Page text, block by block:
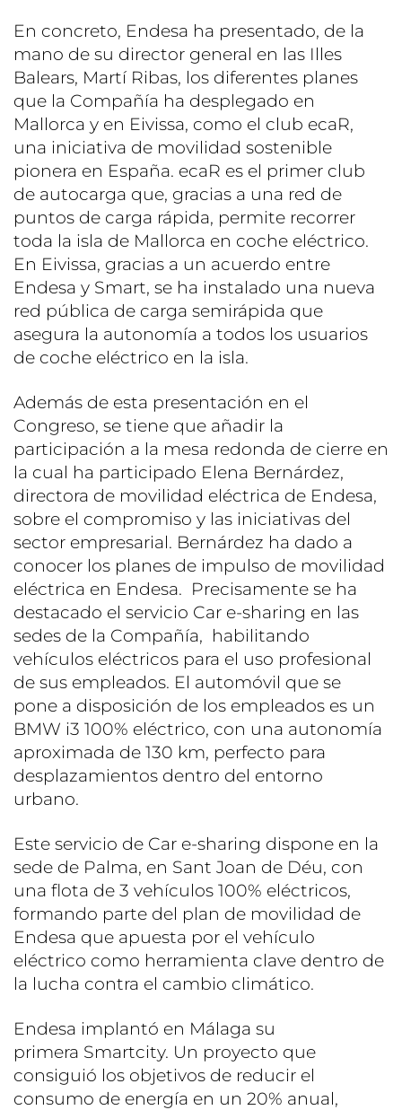
En concreto, Endesa ha presentado, de la
mano de su director general en las Illes
Balears, Martí Ribas, los diferentes planes
que la Compañía ha desplegado en
Mallorca y en Eivissa, como el club ecaR,
una iniciativa de movilidad sostenible
pionera en España. ecaR es el primer club
de autocarga que, gracias a una red de
puntos de carga rápida, permite recorrer
toda la isla de Mallorca en coche eléctrico.
En Eivissa, gracias a un acuerdo entre
Endesa y Smart, se ha instalado una nueva
red pública de carga semirápida que
asegura la autonomía a todos los usuarios
de coche eléctrico en la isla.
Además de esta presentación en el
Congreso, se tiene que añadir la
participación a la mesa redonda de cierre en
la cual ha participado Elena Bernárdez,
directora de movilidad eléctrica de Endesa,
sobre el compromiso y las iniciativas del
sector empresarial. Bernárdez ha dado a
conocer los planes de impulso de movilidad
eléctrica en Endesa. Precisamente se ha
destacado el servicio Car e-sharing en las
sedes de la Compañía, habilitando
vehículos eléctricos para el uso profesional
de sus empleados. El automóvil que se
pone a disposición de los empleados es un
BMW i3 100% eléctrico, con una autonomía
aproximada de 130 km, perfecto para
desplazamientos dentro del entorno
urbano.
Este servicio de Car e-sharing dispone en la
sede de Palma, en Sant Joan de Déu, con
una flota de 3 vehículos 100% eléctricos,
formando parte del plan de movilidad de
Endesa que apuesta por el vehículo
eléctrico como herramienta clave dentro de
la lucha contra el cambio climático.
Endesa implantó en Málaga su
primera Smartcity. Un proyecto que
consiguió los objetivos de reducir el
consumo de energía en un 20% anual,